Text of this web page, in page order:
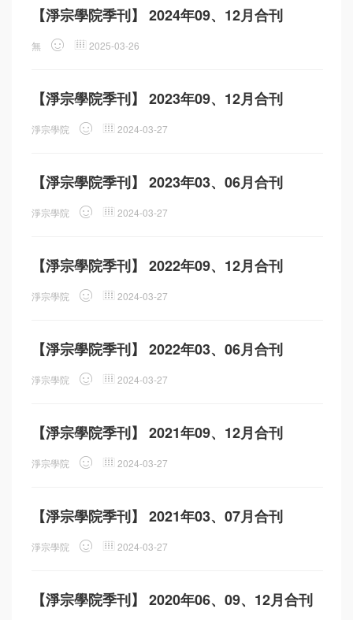
【淨宗學院季刊】 2024年09、12月合刊
無 2025-03-26
【淨宗學院季刊】 2023年09、12月合刊
淨宗學院 2024-03-27
【淨宗學院季刊】 2023年03、06月合刊
淨宗學院 2024-03-27
【淨宗學院季刊】 2022年09、12月合刊
淨宗學院 2024-03-27
【淨宗學院季刊】 2022年03、06月合刊
淨宗學院 2024-03-27
【淨宗學院季刊】 2021年09、12月合刊
淨宗學院 2024-03-27
【淨宗學院季刊】 2021年03、07月合刊
淨宗學院 2024-03-27
【淨宗學院季刊】 2020年06、09、12月合刊